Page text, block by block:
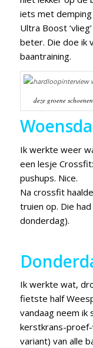
iets met
Ultra Boost
beter. Die doe ik
baantraining.
deze groene
Ik werkte weer
een lesje
pushups. Nice.
Na crossfit
truien op. Die
donderdag).
Ik werkte wat,
fietste half
vandaag neem ik
kerstkrans-
variant) van alle